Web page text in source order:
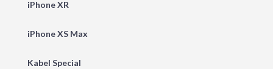
iPhone XR
iPhone XS Max
Kabel Special